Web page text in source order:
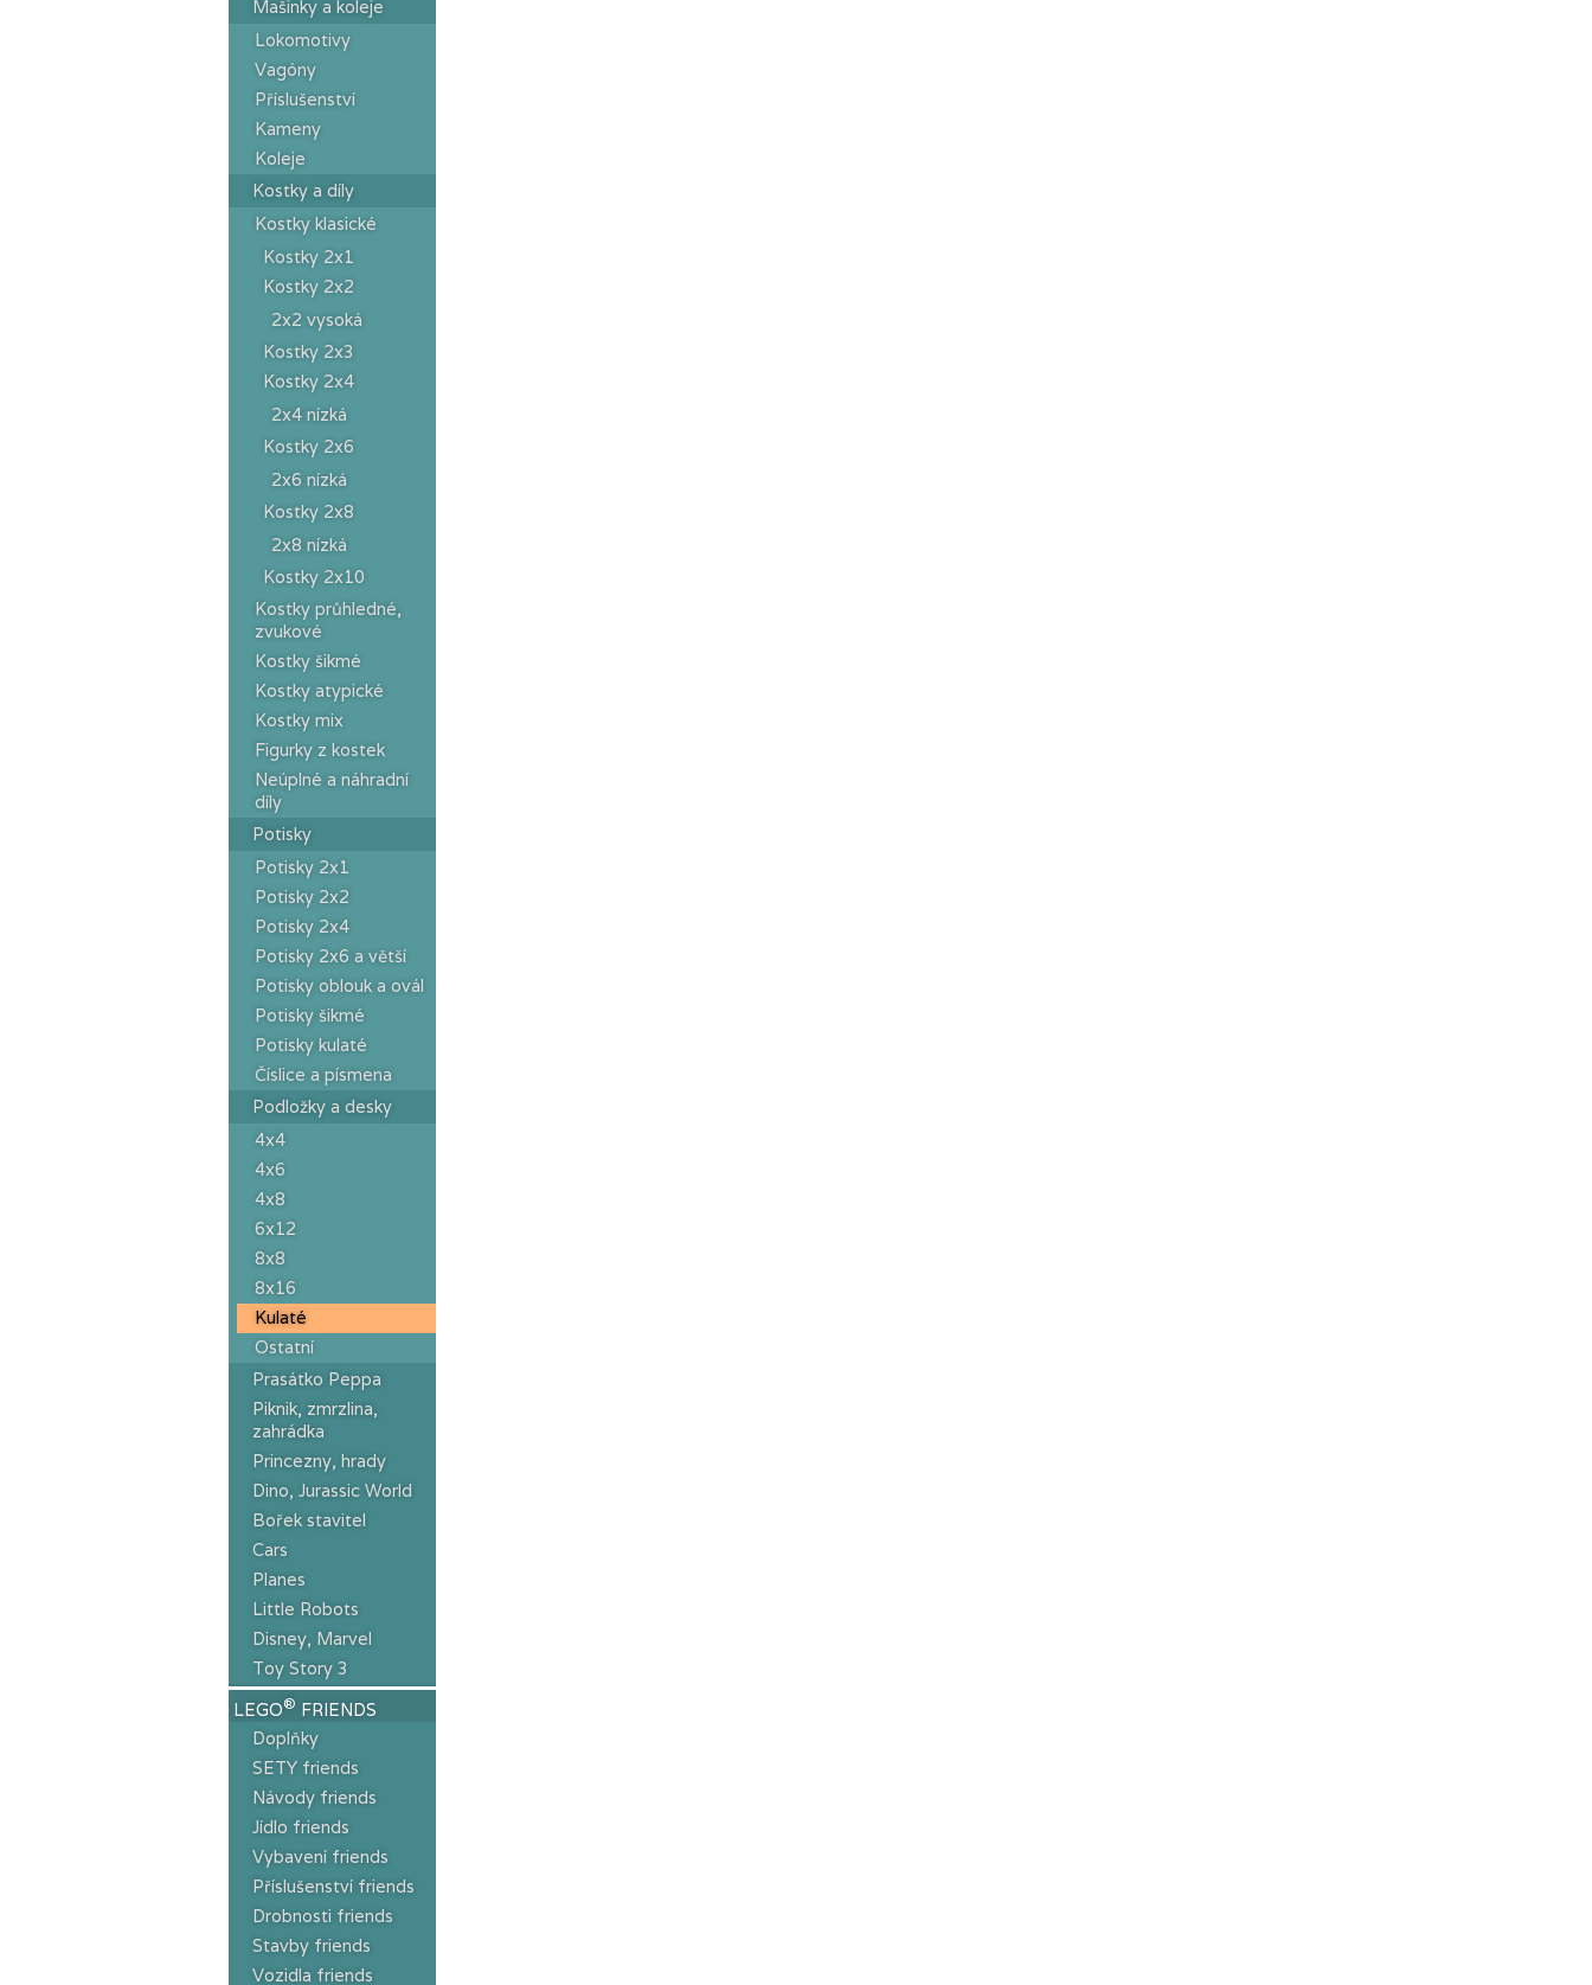
Mašinky a koleje
Lokomotivy
Vagóny
Příslušenství
Kameny
Koleje
Kostky a díly
Kostky klasické
Kostky 2x1
Kostky 2x2
2x2 vysoká
Kostky 2x3
Kostky 2x4
2x4 nízká
Kostky 2x6
2x6 nízká
Kostky 2x8
2x8 nízká
Kostky 2x10
Kostky průhledné,
zvukové
Kostky šikmé
Kostky atypické
Kostky mix
Figurky z kostek
Neúplné a náhradní
díly
Potisky
Potisky 2x1
Potisky 2x2
Potisky 2x4
Potisky 2x6 a větší
Potisky oblouk a ovál
Potisky šikmé
Potisky kulaté
Číslice a písmena
Podložky a desky
4x4
4x6
4x8
6x12
8x8
8x16
Kulaté
Ostatní
Prasátko Peppa
Piknik, zmrzlina,
zahrádka
Princezny, hrady
Dino, Jurassic World
Bořek stavitel
Cars
Planes
Little Robots
Disney, Marvel
Toy Story 3
LEGO® FRIENDS
Doplňky
SETY friends
Návody friends
Jídlo friends
Vybavení friends
Příslušenství friends
Drobnosti friends
Stavby friends
Vozidla friends